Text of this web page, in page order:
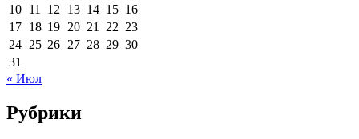
10 11 12 13 14 15 16
17 18 19 20 21 22 23
24 25 26 27 28 29 30
31
« Июл
Рубрики